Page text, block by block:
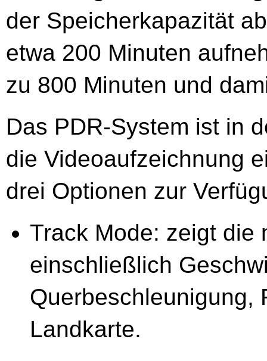
der Speicherkapazität
etwa 200 Minuten
zu 800 Minuten und
Das PDR-System ist in
die Videoaufzeichnung
drei Optionen zur
Track Mode: zeigt die
einschließlich
Querbeschleunigung,
Landkarte.